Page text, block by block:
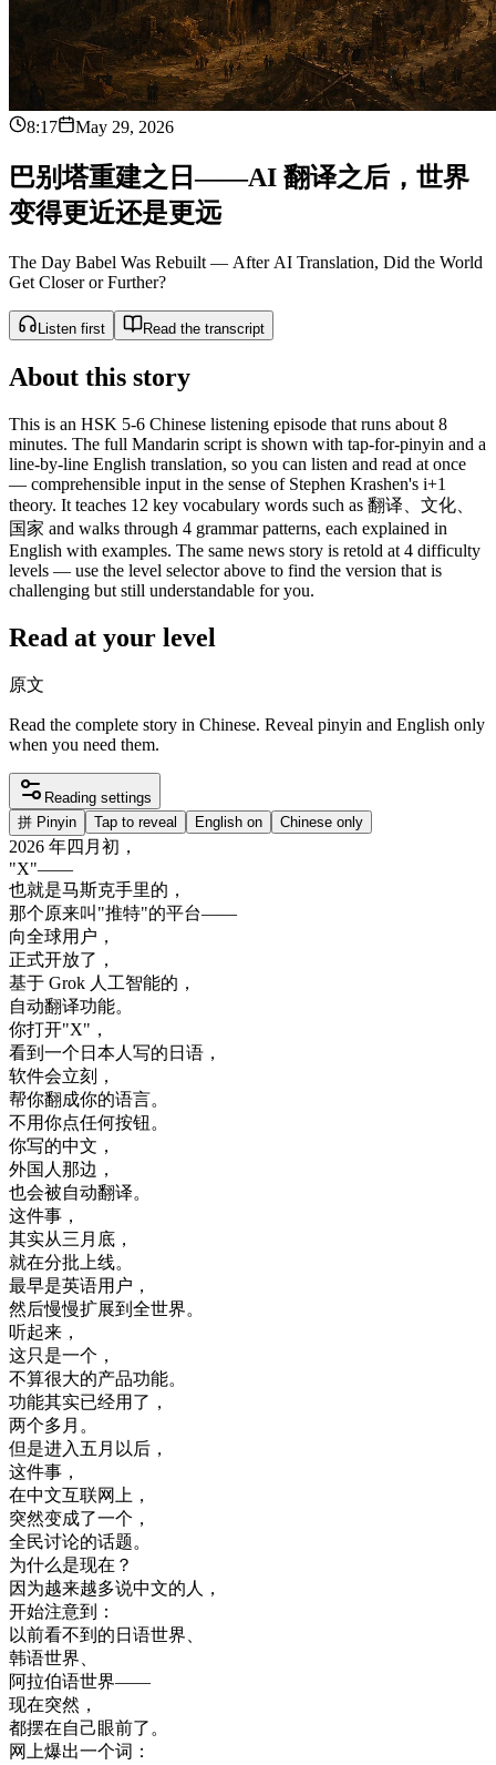
8:17 May 29, 2026
巴别塔重建之 日——AI 翻译之后 ， 世界
变得更近还是更远
The Day Babel Was Rebuilt — After AI Translation, Did the World
Get Closer or Further?
Listen first Read the transcript
About this story
This is an HSK 5-6 Chinese listening episode that runs about 8
minutes. The full Mandarin script is shown with tap-for-pinyin and a
line-by-line English translation, so you can listen and read at once
— comprehensible input in the sense of Stephen Krashen's i+1
theory. It teaches 12 key vocabulary words such as 翻译、文化、
国家 and walks through 4 grammar patterns, each explained in
English with examples. The same news story is retold at 4 difficulty
levels — use the level selector above to find the version that is
challenging but still understandable for you.
Read at your level
原文
Read the complete story in Chinese. Reveal pinyin and English only
when you need them.
Reading settings
拼 Pinyin Tap to reveal English on Chinese only
2026 年四月 初 ，
"X"——
也就是马斯克手里的 ，
那个原来叫 "推特"的平台——
向全球用户 ，
正式开放了 ，
基于 Grok 人工智能的 ，
自动翻译功能。
你打开"X" ，
看到 一个 日本人写的 日语 ，
软件会立刻
，
帮你翻成你的语言。
不用你点任何按钮。
你写的中文 ，
外国 人那边 ，
也会被自动翻译。
这件事 ，
其实从三月底 ，
就在分批上线。
最早是英语用户 ，
然后慢慢扩展到 全世界。
听起来 ，
这只是一个 ，
不算很大的产品功能。
功能其实已经用 了 ，
两个多月 。
但是进入五月 以后 ，
这件事 ，
在中文互联网上 ，
突然变成了一个 ，
全民讨论的话题。
为什么是现在 ？
因为越来越多说中文的人 ，
开始注意到
：
以前看不到 的 日语世界、
韩语世界、
阿拉伯语世界——
现在突然 ，
都摆在自己 眼前了。
网上爆出一个词 ：